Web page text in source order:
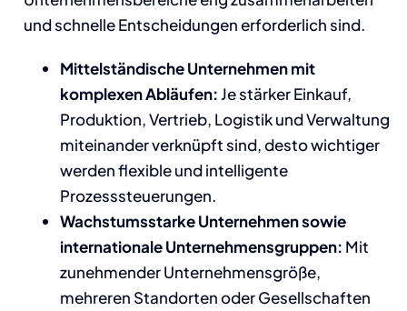
und schnelle Entscheidungen erforderlich sind.
Mittelständische Unternehmen mit
komplexen Abläufen:Je stärker Einkauf,
Produktion, Vertrieb, Logistik und Verwaltung
miteinander verknüpft sind, desto wichtiger
werden flexible und intelligente
Prozesssteuerungen.
Wachstumsstarke Unternehmen sowie
internationale Unternehmensgruppen: Mit
zunehmender Unternehmensgröße,
mehreren Standorten oder Gesellschaften